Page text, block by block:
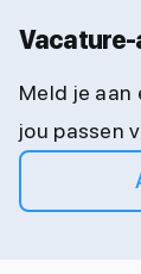
Meld je aan
jou passen